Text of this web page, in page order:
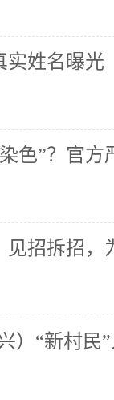
实姓名曝光
色”？官
见招拆招，
）“新村